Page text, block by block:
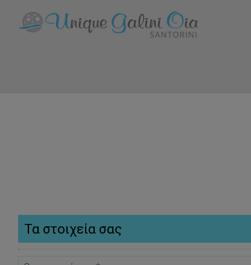
Τα στοιχεία σας